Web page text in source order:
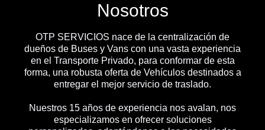
Nosotros
OTP SERVICIOS nace de la centralización de
dueños de Buses y Vans con una vasta experiencia
en el Transporte Privado, para conformar de esta
forma, una robusta oferta de Vehículos destinados a
entregar el mejor servicio de traslado.
Nuestros 15 años de experiencia nos avalan, nos
especializamos en ofrecer soluciones